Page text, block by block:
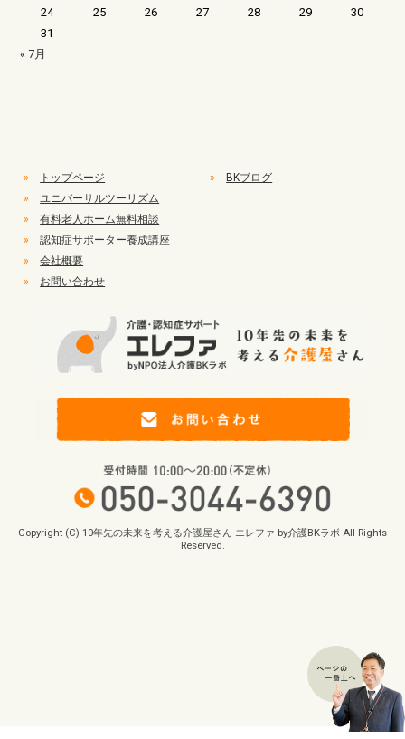
24
25 26 27 28 29
30
31
« 7月
»
トップページ
»
ユニバーサルツーリズム
»
有料老人ホーム無料相談
»
認知症サポーター養成講座
»
会社概要
»
お問い合わせ
» BKブログ
Copyright (C) 10年先の未来を考える介護屋さん エレファ by介護BKラボ All Rights
Reserved.